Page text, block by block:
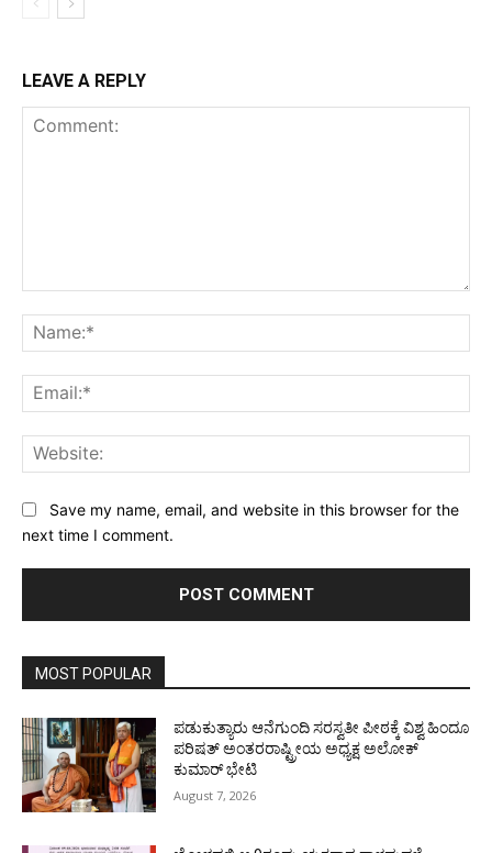
LEAVE A REPLY
Save my name, email, and website in this browser for the
next time I comment.
MOST POPULAR
ಪಡುಕುತ್ಯಾರು ಆನೆಗುಂದಿ ಸರಸ್ವತೀ ಪೀಠಕ್ಕೆ ವಿಶ್ವ ಹಿಂದೂ
ಪರಿಷತ್ ಅಂತರರಾಷ್ಟ್ರೀಯ ಅಧ್ಯಕ್ಷ ಅಲೋಕ್
ಕುಮಾರ್ ಭೇಟಿ
August 7, 2026